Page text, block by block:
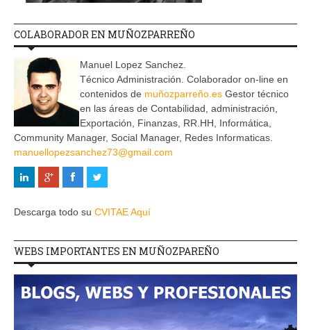
COLABORADOR EN MUÑOZPARREÑO
Manuel Lopez Sanchez.
Técnico Administración. Colaborador on-line en
contenidos de muñozparreño.es Gestor técnico
en las áreas de Contabilidad, administración,
Exportación, Finanzas, RR.HH, Informática,
Community Manager, Social Manager, Redes Informaticas.
manuellopezsanchez73@gmail.com
Descarga todo su CVITAE Aquí
WEBS IMPORTANTES EN MUÑOZPAREÑO